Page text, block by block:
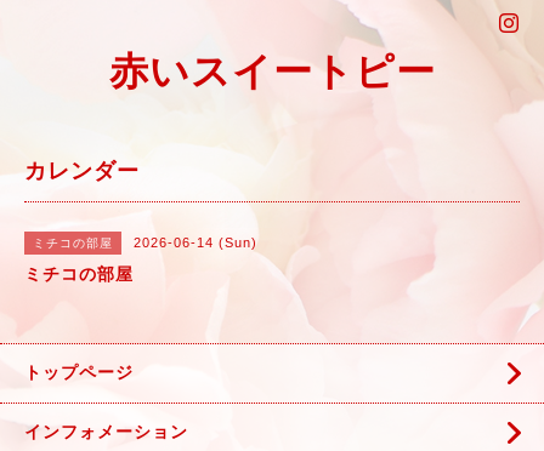
赤いスイートピー
カレンダー
ミチコの部屋 2026-06-14 (Sun)
ミチコの部屋
トップページ
インフォメーション